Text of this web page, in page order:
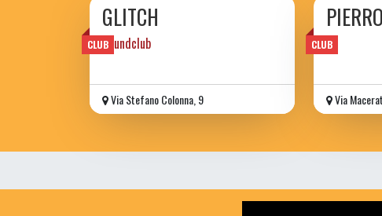
CLUB
GLITCH
Soundclub
Via Stefano Colonna, 9
CLUB
Via